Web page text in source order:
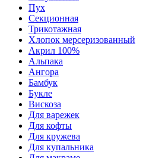
Пух
Секционная
Трикотажная
Хлопок мерсеризованный
Акрил 100%
Альпака
Ангора
Бамбук
Букле
Вискоза
Для варежек
Для кофты
Для кружева
Для купальника